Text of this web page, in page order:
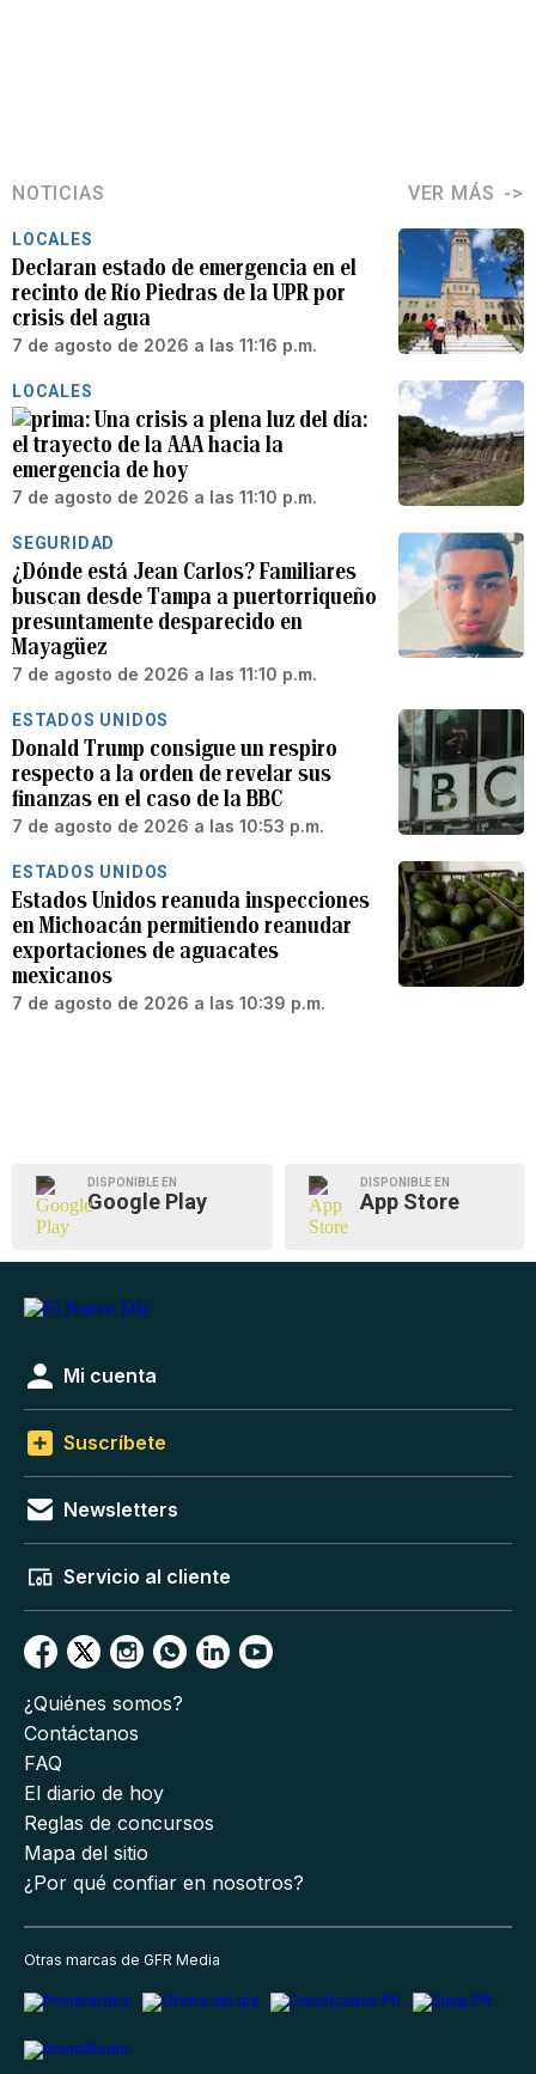
NOTICIAS VER MÁS
LOCALES
Declaran estado de emergencia en el
recinto de Río Piedras de la UPR por
crisis del agua
7 de agosto de 2026 a las 11:16 p.m.
LOCALES
Una crisis a plena luz del día:
el trayecto de la AAA hacia la
emergencia de hoy
7 de agosto de 2026 a las 11:10 p.m.
SEGURIDAD
¿Dónde está Jean Carlos? Familiares
buscan desde Tampa a puertorriqueño
presuntamente desparecido en
Mayagüez
7 de agosto de 2026 a las 11:10 p.m.
ESTADOS UNIDOS
Donald Trump consigue un respiro
respecto a la orden de revelar sus
finanzas en el caso de la BBC
7 de agosto de 2026 a las 10:53 p.m.
ESTADOS UNIDOS
Estados Unidos reanuda inspecciones
en Michoacán permitiendo reanudar
exportaciones de aguacates
mexicanos
7 de agosto de 2026 a las 10:39 p.m.
DISPONIBLE EN
Google Play
DISPONIBLE EN
App Store
Mi cuenta
Suscríbete
Newsletters
Servicio al cliente
¿Quiénes somos?
Contáctanos
FAQ
El diario de hoy
Reglas de concursos
Mapa del sitio
¿Por qué confiar en nosotros?
Otras marcas de GFR Media